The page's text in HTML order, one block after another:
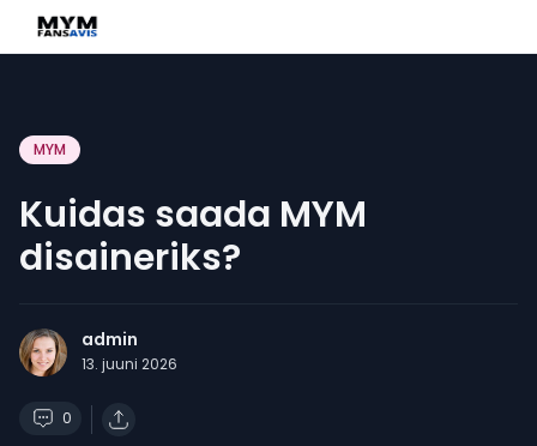
MYM
Kuidas saada MYM
disaineriks?
admin
13. juuni 2026
0